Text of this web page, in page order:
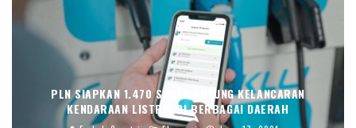
PLN SIAPKAN 1.470 SPKLU DUKUNG KELANCARAN
KENDARAAN LISTRIK DI BERBAGAI DAERAH